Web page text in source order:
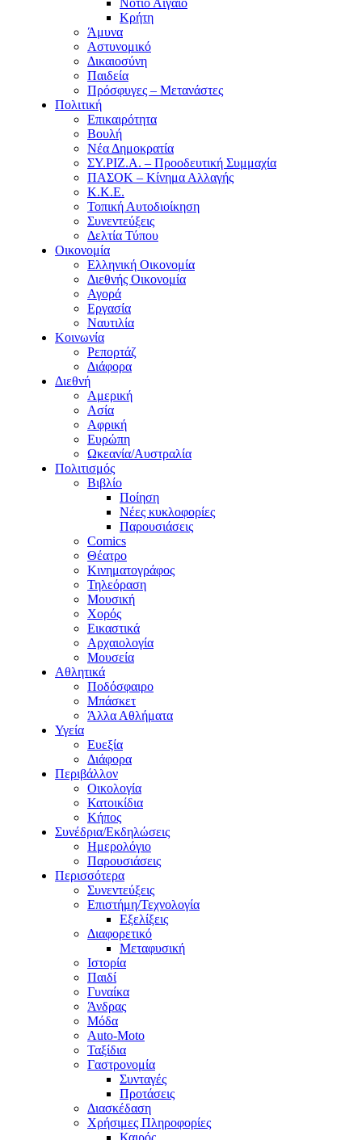
Νότιο Αιγαίο
Κρήτη
Άμυνα
Αστυνομικό
Δικαιοσύνη
Παιδεία
Πρόσφυγες – Μετανάστες
Πολιτική
Επικαιρότητα
Βουλή
Νέα Δημοκρατία
ΣΥ.ΡΙΖ.Α. – Προοδευτική Συμμαχία
ΠΑΣΟΚ – Κίνημα Αλλαγής
Κ.Κ.Ε.
Τοπική Αυτοδιοίκηση
Συνεντεύξεις
Δελτία Τύπου
Οικονομία
Ελληνική Οικονομία
Διεθνής Οικονομία
Αγορά
Εργασία
Ναυτιλία
Κοινωνία
Ρεπορτάζ
Διάφορα
Διεθνή
Αμερική
Ασία
Αφρική
Ευρώπη
Ωκεανία/Αυστραλία
Πολιτισμός
Βιβλίο
Ποίηση
Νέες κυκλοφορίες
Παρουσιάσεις
Comics
Θέατρο
Κινηματογράφος
Τηλεόραση
Μουσική
Χορός
Εικαστικά
Αρχαιολογία
Μουσεία
Αθλητικά
Ποδόσφαιρο
Μπάσκετ
Άλλα Αθλήματα
Υγεία
Ευεξία
Διάφορα
Περιβάλλον
Οικολογία
Κατοικίδια
Κήπος
Συνέδρια/Εκδηλώσεις
Ημερολόγιο
Παρουσιάσεις
Περισσότερα
Συνεντεύξεις
Επιστήμη/Τεχνολογία
Εξελίξεις
Διαφορετικό
Μεταφυσική
Ιστορία
Παιδί
Γυναίκα
Άνδρας
Μόδα
Auto-Moto
Ταξίδια
Γαστρονομία
Συνταγές
Προτάσεις
Διασκέδαση
Χρήσιμες Πληροφορίες
Καιρός